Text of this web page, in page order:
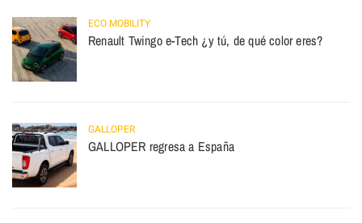
ECO MOBILITY
Renault Twingo e-Tech ¿y tú, de qué color eres?
GALLOPER
GALLOPER regresa a España